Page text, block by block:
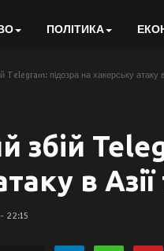
ПОЛІТИКА
Telegram: підозра на хакерську атаку в
збій
в
22:15